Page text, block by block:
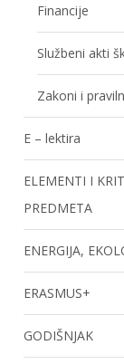
Financije
Službeni akti
Zakoni i
E – lektira
ELEMENTI I
PREDMETA
ENERGIJA,
ERASMUS+
GODIŠNJAK